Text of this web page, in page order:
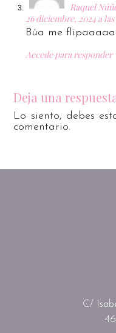
Raquel
26 diciembre, 2024 a las
Búa me
Accede para responder
Deja una
Lo siento, debes
comentario.
C/